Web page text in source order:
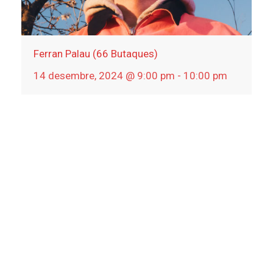
Ferran Palau (66 Butaques)
14 desembre, 2024 @ 9:00 pm - 10:00 pm